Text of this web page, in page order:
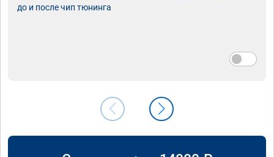
до и после чип тюнинга